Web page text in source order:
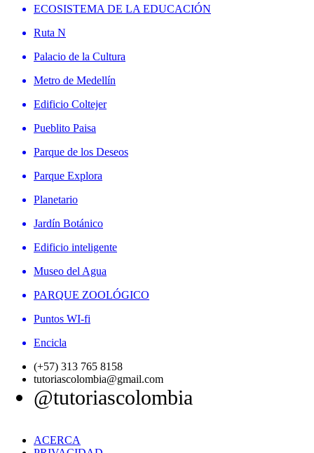
ECOSISTEMA DE LA EDUCACIÓN
Ruta N
Palacio de la Cultura
Metro de Medellín
Edificio Coltejer
Pueblito Paisa
Parque de los Deseos
Parque Explora
Planetario
Jardín Botánico
Edificio inteligente
Museo del Agua
PARQUE ZOOLÓGICO
Puntos WI-fi
Encicla
(+57) 313 765 8158
tutoriascolombia@gmail.com
@tutoriascolombia
ACERCA